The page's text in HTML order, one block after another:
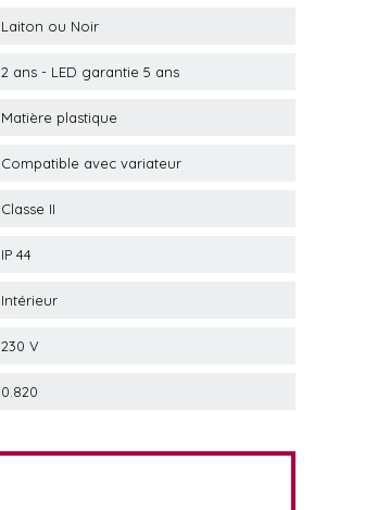
Laiton ou Noir
2 ans - LED garantie 5 ans
Matière plastique
Compatible avec variateur
Classe II
IP 44
Intérieur
230 V
0.820